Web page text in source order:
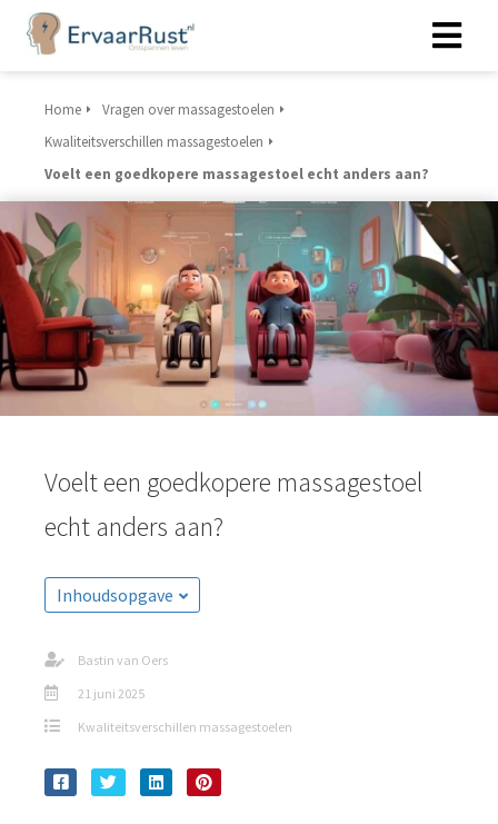
Home
Vragen over massagestoelen
Kwaliteitsverschillen massagestoelen
Voelt een goedkopere massagestoel echt anders aan?
Voelt een goedkopere massagestoel
echt anders aan?
Inhoudsopgave
Bastin van Oers
21 juni 2025
Kwaliteitsverschillen massagestoelen